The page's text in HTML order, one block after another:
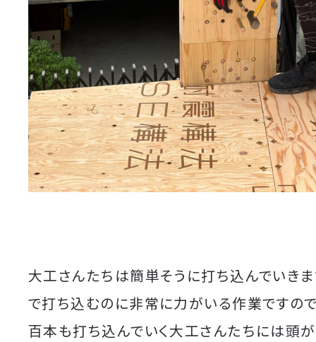
大工さんたちは簡単そうに打ち込んでいきま
で打ち込むのに非常に力がいる作業ですので
百本も打ち込んでいく大工さんたちには頭